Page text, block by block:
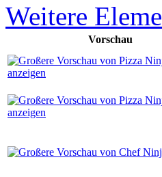
Weitere
Vorschau